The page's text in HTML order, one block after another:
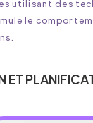
utilisant des
le
ET